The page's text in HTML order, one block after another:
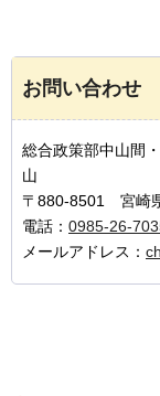
お問い合わせ
総合政策部中山間
山
〒880-8501 宮崎
電話： 0985-26-
メールアドレス：